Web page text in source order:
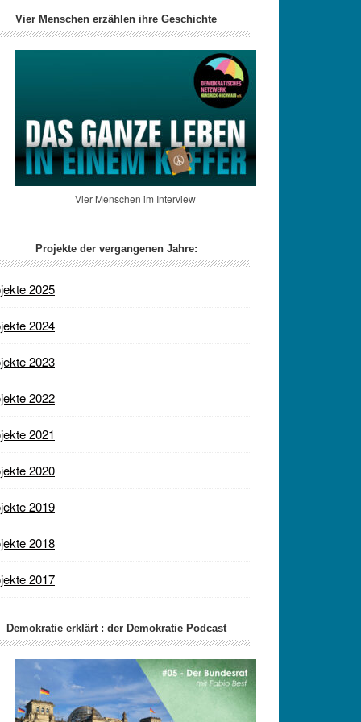
Vier Menschen erzählen ihre Geschichte
Vier Menschen im Interview
Projekte der vergangenen Jahre:
2025
2024
2023
2022
2021
2020
2019
2018
2017
Demokratie erklärt : der Demokratie Podcast